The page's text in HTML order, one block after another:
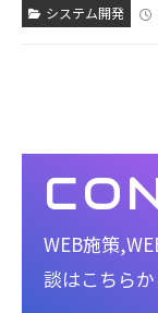
システム開発
WEB施策
談はこちら